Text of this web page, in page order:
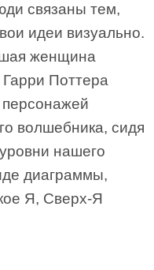
связаны тем,
идеи визуально.
женщина
Поттера
волшебника, сидя
нашего
диаграммы,
Я, Сверх-Я